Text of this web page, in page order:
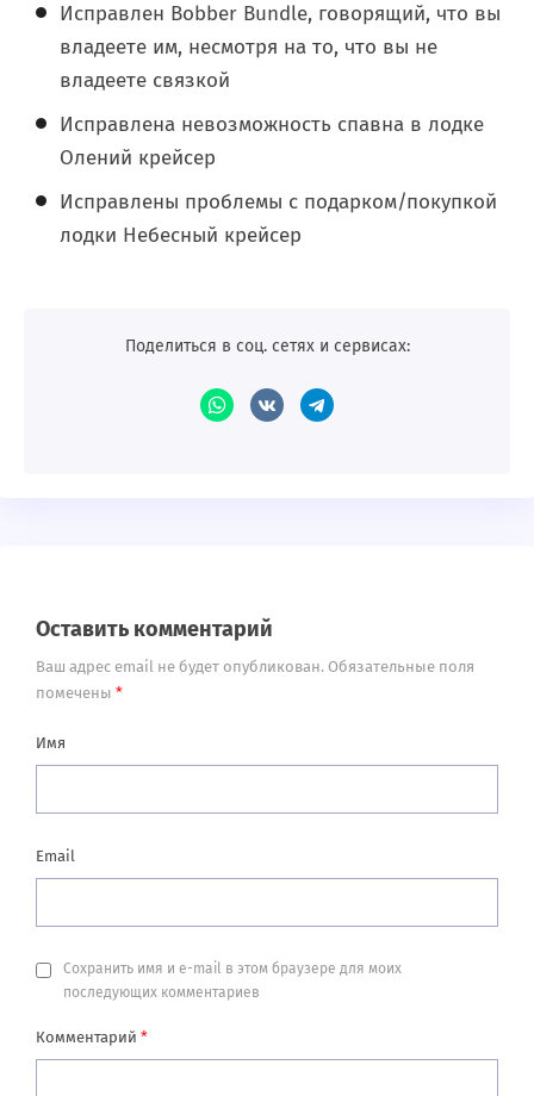
Исправлен Bobber Bundle, говорящий, что вы
владеете им, несмотря на то, что вы не
владеете связкой
Исправлена невозможность спавна в лодке
Олений крейсер
Исправлены проблемы с подарком/покупкой
лодки Небесный крейсер
Поделиться в соц. сетях и сервисах:
Оставить комментарий
Ваш адрес email не будет опубликован. Обязательные поля
помечены *
Имя
Email
Сохранить имя и e-mail в этом браузере для моих
последующих комментариев
Комментарий *